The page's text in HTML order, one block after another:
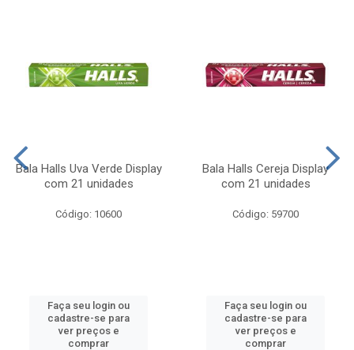
Bala Halls Uva Verde Display
com 21 unidades
Código: 10600
Faça seu login ou
cadastre-se para
ver preços e
comprar
Bala Halls Cereja Display
com 21 unidades
Código: 59700
Faça seu login ou
cadastre-se para
ver preços e
comprar